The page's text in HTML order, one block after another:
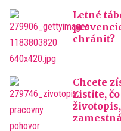
Letné
chrániť?
Chcete
Zistite,